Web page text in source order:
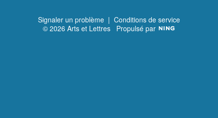
Signaler un problème | Conditions de service
© 2026 Arts et Lettres Propulsé par